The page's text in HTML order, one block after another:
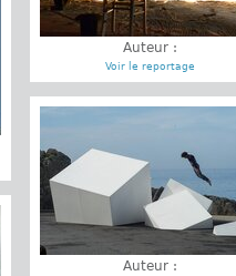
Auteur :
Voir le reportage
Auteur :